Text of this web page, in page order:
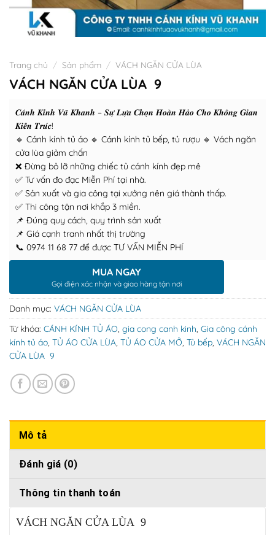
Trang chủ / Sản phẩm / VÁCH NGĂN CỬA LÙA
VÁCH NGĂN CỬA LÙA 9
𝑪𝒂́𝒏𝒉 𝑲𝒊́𝒏𝒉 𝑽𝒖̃ 𝑲𝒉𝒂𝒏𝒉 – 𝑺𝒖̛̣ 𝑳𝒖̛̣𝒂 𝑪𝒉𝒐̣𝒏 𝑯𝒐𝒂̀𝒏 𝑯𝒂̉𝒐 𝑪𝒉𝒐 𝑲𝒉𝒐̂𝒏𝒈 𝑮𝒊𝒂𝒏
𝑲𝒊𝒆̂́𝒏 𝑻𝒓𝒖́𝒄!
🔹 Cánh kính tủ áo 🔹 Cánh kính tủ bếp, tủ rượu 🔹 Vách ngăn
cửa lùa giảm chấn
❌ Đừng bỏ lỡ những chiếc tủ cánh kính đẹp mê
✅ Tư vấn đo đạc Miễn Phí tại nhà.
✅ Sản xuất và gia công tại xưởng nên giá thành thấp.
✅ Thi công tận nơi khắp 3 miền.
📌 Đúng quy cách, quy trình sản xuất
📌 Giá cạnh tranh nhất thị trường
📞 0974 11 68 77 để được TƯ VẤN MIỄN PHÍ
MUA NGAY
Gọi điện xác nhận và giao hàng tận nơi
Danh mục: VÁCH NGĂN CỬA LÙA
Từ khóa: CÁNH KÍNH TỦ ÁO, gia cong canh kinh, Gia công cánh
kính tủ áo, TỦ ÁO CỬA LÙA, TỦ ÁO CỬA MỞ, Tủ bếp, VÁCH NGĂN
CỬA LÙA 9
Mô tả
Đánh giá (0)
Thông tin thanh toán
VÁCH NGĂN CỬA LÙA 9